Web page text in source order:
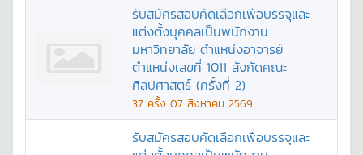
รับสมัครสอบคัดเลือกเพื่อบรรจุและ
แต่งตั้งบุคคลเป็นพนักงาน
มหาวิทยาลัย ตำแหน่งอาจารย์
ตำแหน่งเลขที่ 1011 สังกัดคณะ
ศิลปศาสตร์ (ครั้งที่ 2)
37 ครั้ง 07 สิงหาคม 2569
รับสมัครสอบคัดเลือกเพื่อบรรจุและ